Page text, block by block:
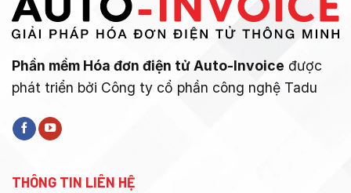
Phần mềm Hóa đơn điện tử Auto-Invoice được
phát triển bởi Công ty cổ phần công nghệ Tadu
THÔNG TIN LIÊN HỆ